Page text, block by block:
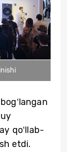
qoʻllab-
etdi.